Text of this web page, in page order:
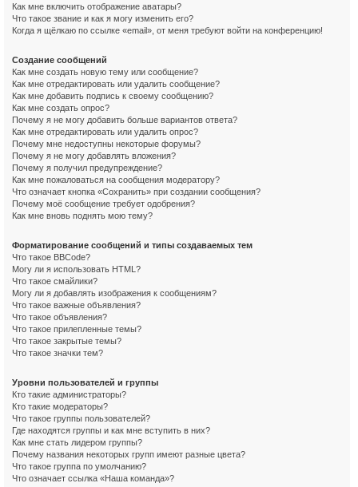
Как мне включить отображение аватары?
Что такое звание и как я могу изменить его?
Когда я щёлкаю по ссылке «email», от меня требуют войти на конференцию!
Создание сообщений
Как мне создать новую тему или сообщение?
Как мне отредактировать или удалить сообщение?
Как мне добавить подпись к своему сообщению?
Как мне создать опрос?
Почему я не могу добавить больше вариантов ответа?
Как мне отредактировать или удалить опрос?
Почему мне недоступны некоторые форумы?
Почему я не могу добавлять вложения?
Почему я получил предупреждение?
Как мне пожаловаться на сообщения модератору?
Что означает кнопка «Сохранить» при создании сообщения?
Почему моё сообщение требует одобрения?
Как мне вновь поднять мою тему?
Форматирование сообщений и типы создаваемых тем
Что такое BBCode?
Могу ли я использовать HTML?
Что такое смайлики?
Могу ли я добавлять изображения к сообщениям?
Что такое важные объявления?
Что такое объявления?
Что такое прилепленные темы?
Что такое закрытые темы?
Что такое значки тем?
Уровни пользователей и группы
Кто такие администраторы?
Кто такие модераторы?
Что такое группы пользователей?
Где находятся группы и как мне вступить в них?
Как мне стать лидером группы?
Почему названия некоторых групп имеют разные цвета?
Что такое группа по умолчанию?
Что означает ссылка «Наша команда»?